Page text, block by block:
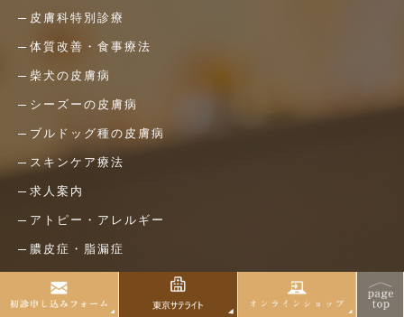
皮膚科特別診療
体質改善・食事療法
柴犬の皮膚病
シーズーの皮膚病
ブルドッグ種の皮膚病
スキンケア療法
求人案内
アトピー・アレルギー
膿皮症・脂漏症
アポキルが効かない皮膚病